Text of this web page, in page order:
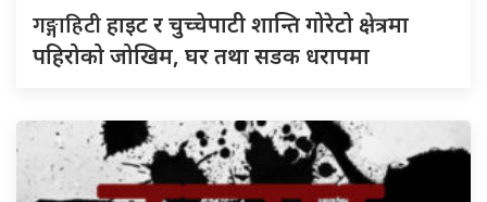
गङ्गाहिटीहाइट र चुच्चेपाटी शान्ति गोरेटो क्षेत्रमा
पहिरोको जोखिम, घर तथा सडक धरापमा